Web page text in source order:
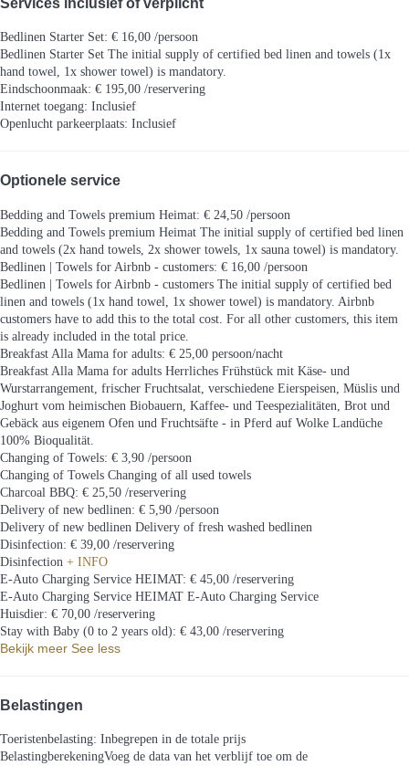
Bedlinen Starter Set: € 16,00 /persoon
Bedlinen Starter Set The initial supply of certified bed linen and towels (1x
hand towel, 1x shower towel) is mandatory.
Eindschoonmaak: € 195,00 /reservering
Internet toegang: Inclusief
Openlucht parkeerplaats: Inclusief
Optionele service
Bedding and Towels premium Heimat: € 24,50 /persoon
Bedding and Towels premium Heimat The initial supply of certified bed linen
and towels (2x hand towels, 2x shower towels, 1x sauna towel) is mandatory.
Bedlinen | Towels for Airbnb - customers: € 16,00 /persoon
Bedlinen | Towels for Airbnb - customers The initial supply of certified bed
linen and towels (1x hand towel, 1x shower towel) is mandatory. Airbnb
customers have to add this to the total cost. For all other customers, this item
is already included in the total price.
Breakfast Alla Mama for adults: € 25,00 persoon/nacht
Breakfast Alla Mama for adults Herrliches Frühstück mit Käse- und
Wurstarrangement, frischer Fruchtsalat, verschiedene Eierspeisen, Müslis und
Joghurt vom heimischen Biobauern, Kaffee- und Teespezialitäten, Brot und
Gebäck aus eigenem Ofen und Fruchtsäfte - in Pferd auf Wolke Landüche
100% Bioqualität.
Changing of Towels: € 3,90 /persoon
Changing of Towels Changing of all used towels
Charcoal BBQ: € 25,50 /reservering
Delivery of new bedlinen: € 5,90 /persoon
Delivery of new bedlinen Delivery of fresh washed bedlinen
Disinfection: € 39,00 /reservering
Disinfection + INFO
E-Auto Charging Service HEIMAT: € 45,00 /reservering
E-Auto Charging Service HEIMAT E-Auto Charging Service
Huisdier: € 70,00 /reservering
Stay with Baby (0 to 2 years old): € 43,00 /reservering
Bekijk meer See less
Belastingen
Toeristenbelasting: Inbegrepen in de totale prijs
BelastingberekeningVoeg de data van het verblijf toe om de